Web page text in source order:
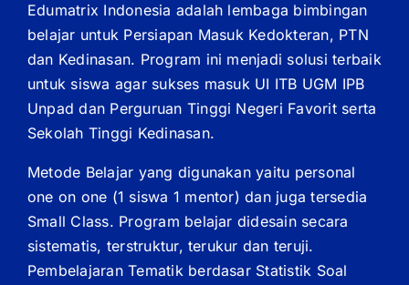
Edumatrix Indonesia adalah lembaga bimbingan
belajar untuk Persiapan Masuk Kedokteran, PTN
dan Kedinasan. Program ini menjadi solusi terbaik
untuk siswa agar sukses masuk UI ITB UGM IPB
Unpad dan Perguruan Tinggi Negeri Favorit serta
Sekolah Tinggi Kedinasan.
Metode Belajar yang digunakan yaitu personal
one on one (1 siswa 1 mentor) dan juga tersedia
Small Class. Program belajar didesain secara
sistematis, terstruktur, terukur dan teruji.
Pembelajaran Tematik berdasar Statistik Soal